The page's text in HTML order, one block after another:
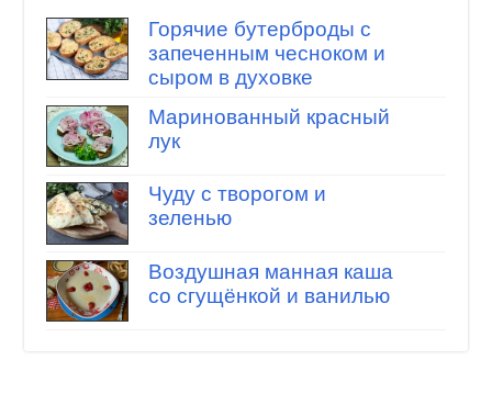
Горячие бутерброды с
запеченным чесноком и
сыром в духовке
Маринованный красный
лук
Чуду с творогом и
зеленью
Воздушная манная каша
со сгущёнкой и ванилью